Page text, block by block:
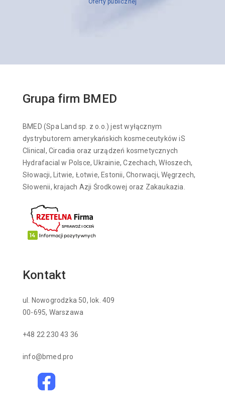
Grupa firm BMED
BMED (Spa Land sp. z o.o.) jest wyłącznym
dystrybutorem amerykańskich kosmeceutyków iS
Clinical, Circadia oraz urządzeń kosmetycznych
Hydrafacial w Polsce, Ukrainie, Czechach, Włoszech,
Słowacji, Litwie, Łotwie, Estonii, Chorwacji, Węgrzech,
Słowenii, krajach Azji Środkowej oraz Zakaukazia.
Kontakt
ul. Nowogrodzka 50, lok. 409
00-695, Warszawa
+48 22 230 43 36
info@bmed.pro